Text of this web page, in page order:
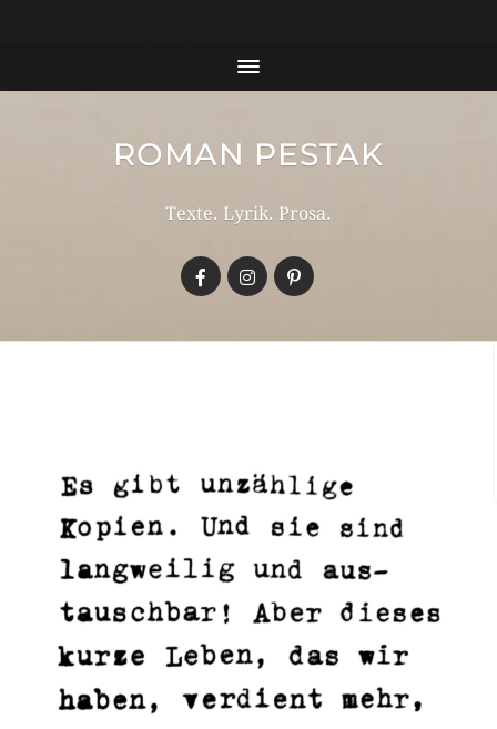
ROMAN PESTAK
Texte. Lyrik. Prosa.